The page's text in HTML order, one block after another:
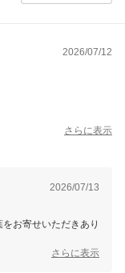
2026/07/12
さらに表示
2026/07/13
お寄せいただきあり
な包装にもご満足いた
さらに表示